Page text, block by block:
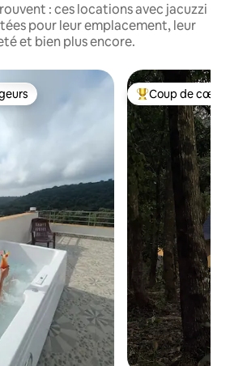
: ces locations avec jacuzzi
pour leur emplacement, leur
et bien plus encore.
Coups de cœur
Coup de cœur